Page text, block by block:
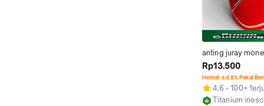
anting juray
Rp13.500
Hemat s.d 8% Pakai
4.6
100+
Titanium